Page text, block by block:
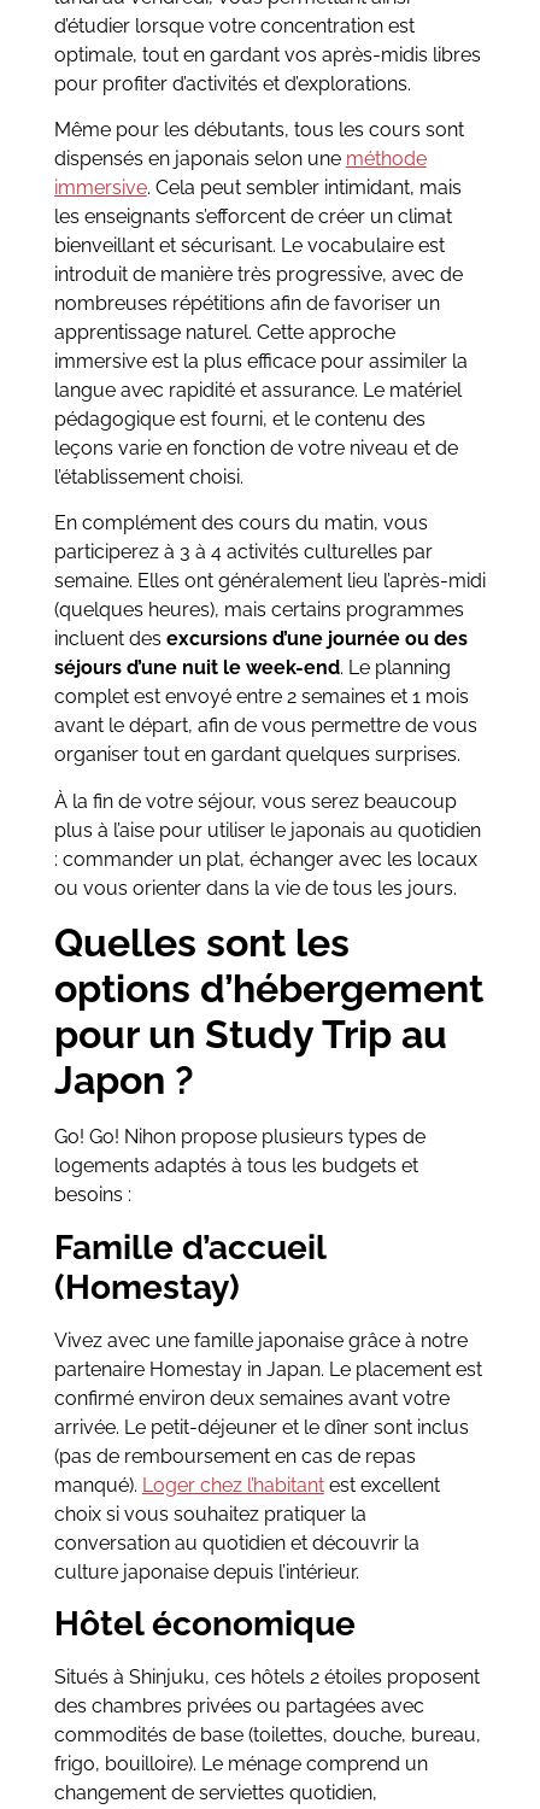
d’étudier lorsque votre concentration est
optimale, tout en gardant vos après-midis libres
pour profiter d’activités et d’explorations.
Même pour les débutants, tous les cours sont
dispensés en japonais selon une méthode
immersive. Cela peut sembler intimidant, mais
les enseignants s’efforcent de créer un climat
bienveillant et sécurisant. Le vocabulaire est
introduit de manière très progressive, avec de
nombreuses répétitions afin de favoriser un
apprentissage naturel. Cette approche
immersive est la plus efficace pour assimiler la
langue avec rapidité et assurance. Le matériel
pédagogique est fourni, et le contenu des
leçons varie en fonction de votre niveau et de
l’établissement choisi.
En complément des cours du matin, vous
participerez à 3 à 4 activités culturelles par
semaine. Elles ont généralement lieu l’après-midi
(quelques heures), mais certains programmes
incluent des excursions d’une journée ou des
séjours d’une nuit le week-end. Le planning
complet est envoyé entre 2 semaines et 1 mois
avant le départ, afin de vous permettre de vous
organiser tout en gardant quelques surprises.
À la fin de votre séjour, vous serez beaucoup
plus à l’aise pour utiliser le japonais au quotidien
: commander un plat, échanger avec les locaux
ou vous orienter dans la vie de tous les jours.
Quelles sont les
options d’hébergement
pour un Study Trip au
Japon ?
Go! Go! Nihon propose plusieurs types de
logements adaptés à tous les budgets et
besoins :
Famille d’accueil
(Homestay)
Vivez avec une famille japonaise grâce à notre
partenaire Homestay in Japan. Le placement est
confirmé environ deux semaines avant votre
arrivée. Le petit-déjeuner et le dîner sont inclus
(pas de remboursement en cas de repas
manqué). Loger chez l’habitantest excellent
choix si vous souhaitez pratiquer la
conversation au quotidien et découvrir la
culture japonaise depuis l’intérieur.
Hôtel économique
Situés à Shinjuku, ces hôtels 2 étoiles proposent
des chambres privées ou partagées avec
commodités de base (toilettes, douche, bureau,
frigo, bouilloire). Le ménage comprend un
changement de serviettes quotidien,